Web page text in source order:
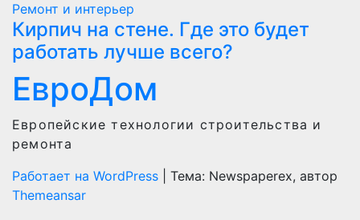
Ремонт и интерьер
Кирпич на стене. Где это будет
работать лучше всего?
ЕвроДом
Европейские технологии строительства и
ремонта
Работает на WordPress
Тема: Newspaperex, автор
Themeansar